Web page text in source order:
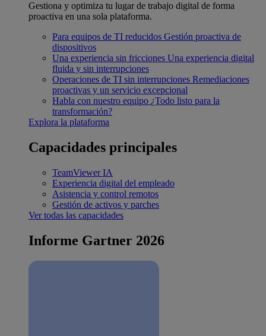
Gestiona y optimiza tu lugar de trabajo digital de forma
proactiva en una sola plataforma.
Para equipos de TI reducidos Gestión proactiva de
dispositivos
Una experiencia sin fricciones Una experiencia digital
fluida y sin interrupciones
Operaciones de TI sin interrupciones Remediaciones
proactivas y un servicio excepcional
Habla con nuestro equipo ¿Todo listo para la
transformación?
Explora la plataforma
Capacidades principales
TeamViewer IA
Experiencia digital del empleado
Asistencia y control remotos
Gestión de activos y parches
Ver todas las capacidades
Informe Gartner 2026